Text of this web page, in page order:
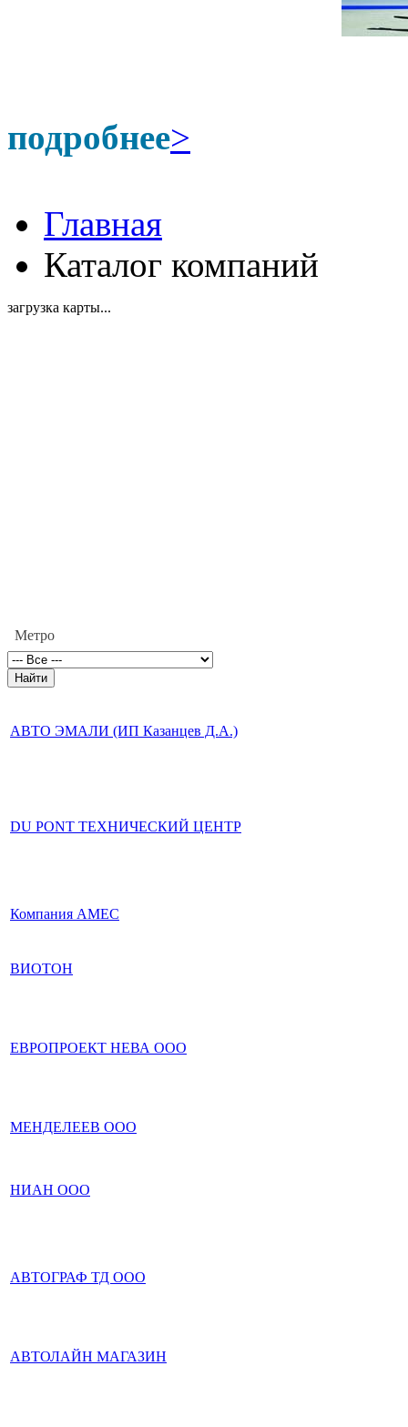
подробнее>
Главная
Каталог компаний
загрузка карты...
Метро
АВТО ЭМАЛИ (ИП Казанцев Д.А.)
DU PONT ТЕХНИЧЕСКИЙ ЦЕНТР
Компания АМЕС
ВИОТОН
ЕВРОПРОЕКТ НЕВА ООО
МЕНДЕЛЕЕВ ООО
НИАН ООО
АВТОГРАФ ТД ООО
АВТОЛАЙН МАГАЗИН